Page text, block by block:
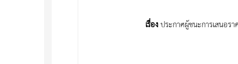
เรื่องประกาศผู้ชนะการเสนอร